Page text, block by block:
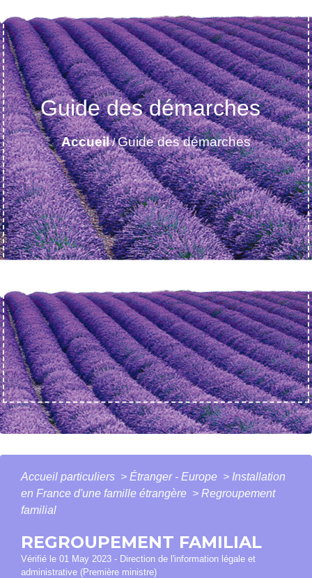
Guide des démarches
Accueil/Guide des démarches
Accueil particuliers > Étranger - Europe > Installation
en France d'une famille étrangère > Regroupement
familial
REGROUPEMENT FAMILIAL
Vérifié le 01 May 2023 - Direction de l'information légale et
administrative (Première ministre)